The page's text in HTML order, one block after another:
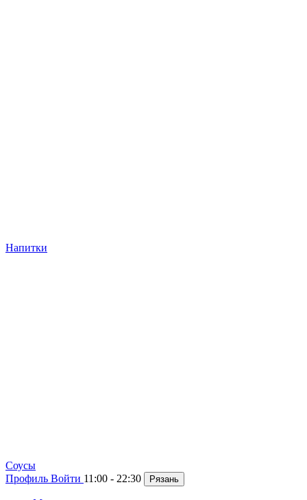
Напитки
Cоусы
Профиль Войти 11:00 - 22:30 Рязань